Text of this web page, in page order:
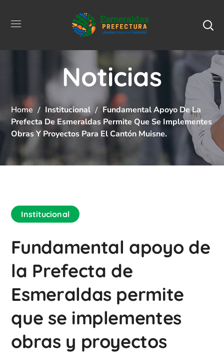
Noticias
Home Institucional
Fundamental Apoyo De La
Prefecta De Esmeraldas Permite Que Se Implementes
Obras Y Proyectos Para El Cantón Muisne.
Institucional
Fundamental apoyo de
la Prefecta de
Esmeraldas permite
que se implementes
obras y proyectos